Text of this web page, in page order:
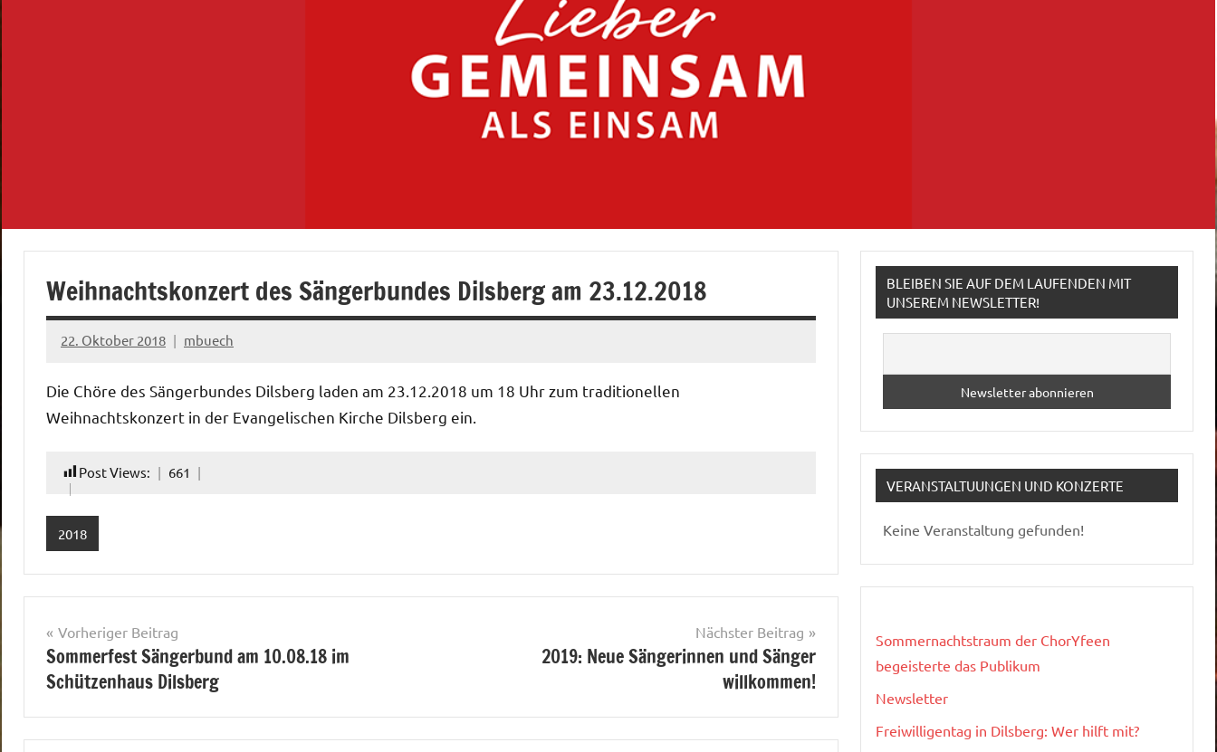
Weihnachtskonzert des Sängerbundes Dilsberg am 23.12.2018
22. Oktober 2018 mbuech
Keine
Die Chöre des Sängerbundes Dilsberg laden am 23.12.2018 um 18 Uhr zum traditionellen
Weihnachtskonzert in der Evangelischen Kirche Dilsberg ein.
Post Views: 661
2018
Beitragsnavigation
Vorheriger Beitrag
Sommerfest Sängerbund am 10.08.18 im
Schützenhaus Dilsberg
Nächster Beitrag
2019: Neue Sängerinnen und Sänger
willkommen!
BLEIBEN SIE AUF DEM LAUFENDEN MIT
UNSEREM NEWSLETTER!
VERANSTALTUUNGEN UND KONZERTE
Keine Veranstaltung gefunden!
Sommernachtstraum der ChorYfeen
begeisterte das Publikum
Newsletter
Freiwilligentag in Dilsberg: Wer hilft mit?